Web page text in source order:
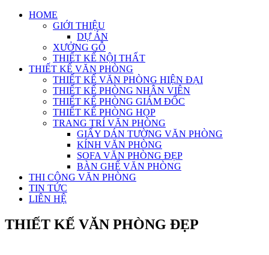
HOME
GIỚI THIỆU
DỰ ÁN
XƯỞNG GỖ
THIẾT KẾ NỘI THẤT
THIẾT KẾ VĂN PHÒNG
THIẾT KẾ VĂN PHÒNG HIỆN ĐẠI
THIẾT KẾ PHÒNG NHÂN VIÊN
THIẾT KẾ PHÒNG GIÁM ĐỐC
THIẾT KẾ PHÒNG HỌP
TRANG TRÍ VĂN PHÒNG
GIẤY DÁN TƯỜNG VĂN PHÒNG
KÍNH VĂN PHÒNG
SOFA VĂN PHÒNG ĐẸP
BÀN GHẾ VĂN PHÒNG
THI CÔNG VĂN PHÒNG
TIN TỨC
LIÊN HỆ
THIẾT KẾ VĂN PHÒNG ĐẸP